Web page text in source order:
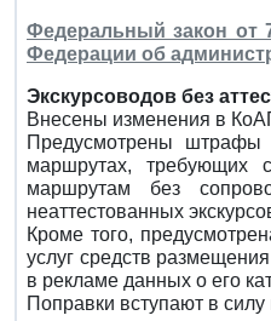
Федеральный закон от
Федерации об
Экскурсоводов без
Внесены изменения в
Предусмотрены штрафы
маршрутах, требующих
маршрутам без
неаттестованных
Кроме того,
услуг средств
в рекламе данных о его
Поправки вступают в